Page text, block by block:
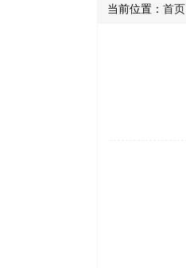
当前位置： 首页